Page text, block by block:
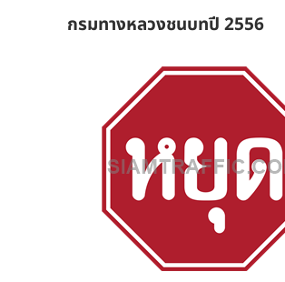
กรมทางหลวงชนบทปี 2556